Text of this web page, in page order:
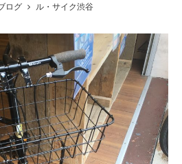
賃
ログ ル・サイク渋谷